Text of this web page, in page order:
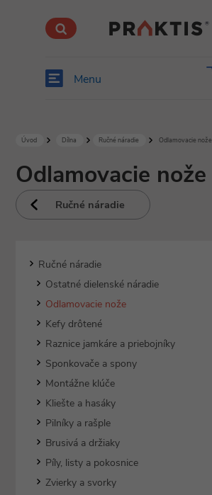
Menu
Úvod Dílna Ručné náradie Odlamovacie nože
Odlamovacie nože
Ručné náradie
Ručné náradie
Ostatné dielenské náradie
Odlamovacie nože
Kefy drôtené
Raznice jamkáre a priebojníky
Sponkovače a spony
Montážne klúče
Kliešte a hasáky
Pilníky a rašple
Brusivá a držiaky
Píly, listy a pokosnice
Zvierky a svorky